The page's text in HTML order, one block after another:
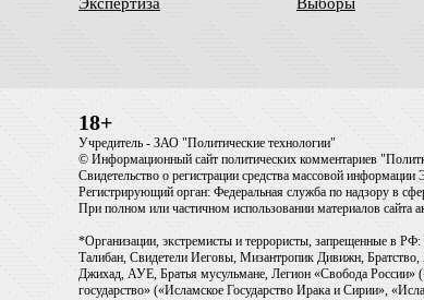
18+
Учредитель - ЗАО "Политические технологии"
© Информационный сайт политических комментариев
Свидетельство о регистрации средства массовой
Регистрирующий орган: Федеральная служба по надзору в
При полном или частичном использовании материалов сайта
*Организации, экстремисты и террористы, запрещенные в
Талибан, Свидетели Иеговы, Мизантропик Дивижн,
Джихад, АУЕ, Братья мусульмане, Легион «Свобода России»
государство» («Исламское Государство Ирака и Сирии»,